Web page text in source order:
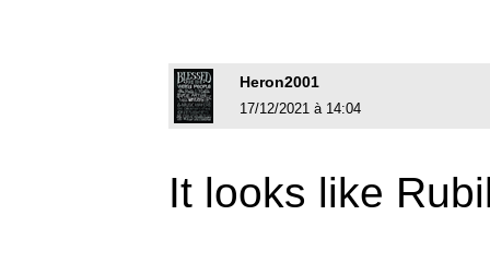
Heron2001
17/12/2021 à 14:04
It looks like